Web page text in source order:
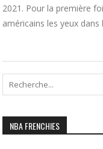
2021. Pour la première
américains les yeux dans
NBA FRENCHIES